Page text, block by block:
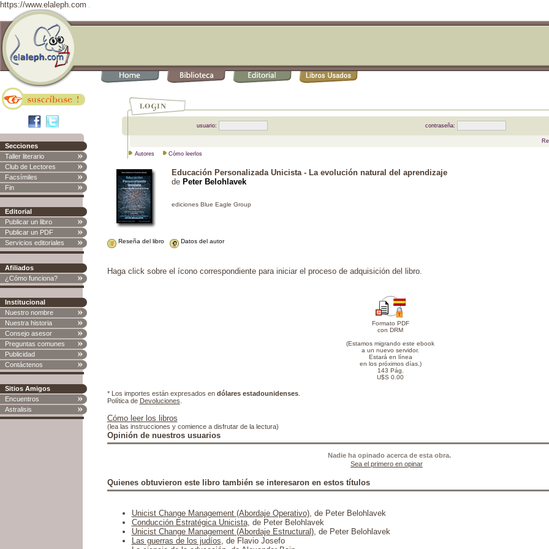
https://www.elaleph.com
Secciones
Taller literario
Club de Lectores
Facsímiles
Fin
Editorial
Publicar un libro
Publicar un PDF
Servicios editoriales
Afiliados
¿Cómo funciona?
Institucional
Nuestro nombre
Nuestra historia
Consejo asesor
Preguntas comunes
Publicidad
Contáctenos
Sitios Amigos
Encuentros
Astralisis
usuario: contraseña:
Autores Cómo leerlos
Educación Personalizada Unicista - La evolución natural del aprendizaje
de Peter Belohlavek
Reseña del libro Datos del autor
Haga click sobre el ícono correspondiente para iniciar el proceso de adquisición del libro.
Formato PDF
con DRM
(Estamos migrando este ebook
a un nuevo servidor.
Estará en línea
en los próximos días.)
143 Pág.
U$S 0.00
* Los importes están expresados en dólares estadounidenses.
Política de Devoluciones
Cómo leer los libros
(lea las instrucciones y comience a disfrutar de la lectura)
Opinión de nuestros usuarios
Nadie ha opinado acerca de esta obra.
Sea el primero en opinar
Quienes obtuvieron este libro también se interesaron en estos títulos
Unicist Change Management (Abordaje Operativo), de Peter Belohlavek
Conducción Estratégica Unicista, de Peter Belohlavek
Unicist Change Management (Abordaje Estructural), de Peter Belohlavek
Las guerras de los judíos, de Flavio Josefo